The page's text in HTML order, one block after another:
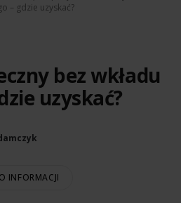
– gdzie uzyskać?
bez wkładu
uzyskać?
INFORMACJI